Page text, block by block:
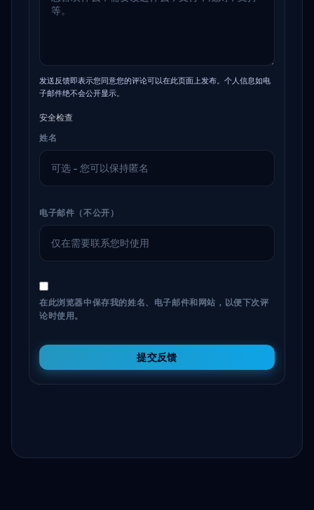
发送反馈即表示您同意您的评论可以在此页面上发布。个人信息如电
子邮件绝不会公开显示。
安全检查
姓名
电子邮件（不公开）
在此浏览器中保存我的姓名、电子邮件和网站，以便下次评
论时使用。
提交反馈